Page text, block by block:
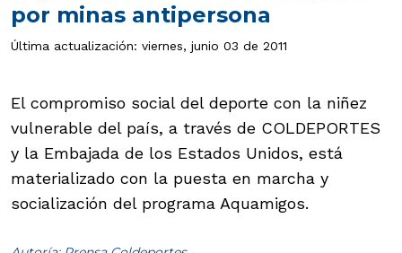
por minas antipersona
Última actualización: viernes, junio 03 de 2011
El compromiso social del deporte con la niñez
vulnerable del país, a través de COLDEPORTES
y la Embajada de los Estados Unidos, está
materializado con la puesta en marcha y
socialización del programa Aquamigos.